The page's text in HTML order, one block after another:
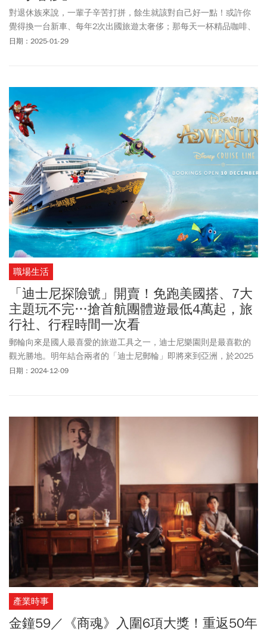
對退休族來說，一輩子辛苦打拼，餘生就該對自己好一點！或許你
覺得換一台新車、每年2次出國旅遊太奢侈；那每天一杯精品咖啡、
影音串流平台看到飽、餐點外送，總不會太過份吧？！美國專業理
日期：2025-01-29
職場生活
「迪士尼探險號」開賣！免跑美國搭、7大
主題玩不完…搶首航團體遊最低4萬起，旅
行社、行程時間一次看
郵輪向來是國人最喜愛的旅遊工具之一，迪士尼樂園則是最喜歡的
觀光勝地。明年結合兩者的「迪士尼郵輪」即將來到亞洲，於2025
年12月15日從新加坡正式啟航。迪士尼郵輪全新「迪士尼探險號」
童的家庭客及迪士尼粉絲為最大宗，主要需求房型是陽台房及套
日期：2024-12-09
產業時事
金鐘59／《商魂》入圍6項大獎！重返50年